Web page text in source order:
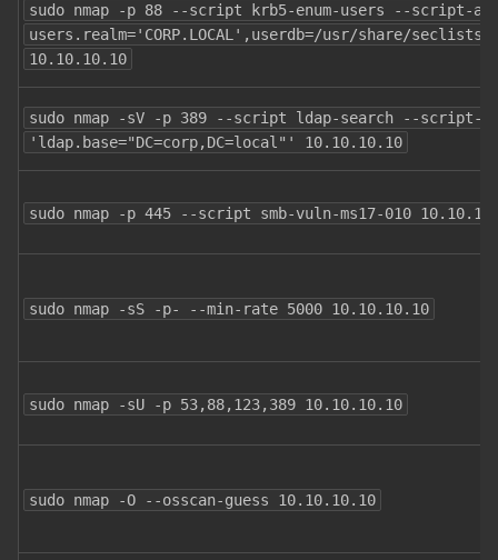
sudo nmap -p 88 --script krb5-enum-users --script-
users.realm='CORP.LOCAL',userdb=/usr/share/seclists/
10.10.10.10
sudo nmap -sV -p 389 --script ldap-search --script-
'ldap.base="DC=corp,DC=local"' 10.10.10.10
sudo nmap -p 445 --script smb-vuln-ms17-010
sudo nmap -sS -p- --min-rate 5000 10.10.10.10
sudo nmap -sU -p 53,88,123,389 10.10.10.10
sudo nmap -O --osscan-guess 10.10.10.10